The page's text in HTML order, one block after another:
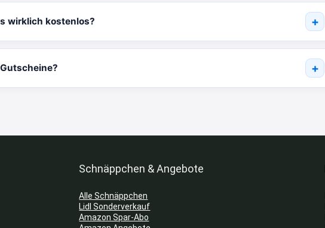
wirklich kostenlos?
Schnäppchen & Angebote
Alle Schnäppchen
Lidl Sonderverkauf
Amazon Spar-Abo